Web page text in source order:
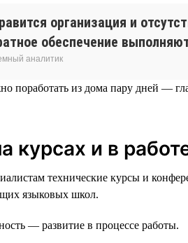
организация и
обеспечение
аналитик
поработать из дома пару дней —
курсах и в
технические курсы и
языковых школ.
— развитие в процессе работы.